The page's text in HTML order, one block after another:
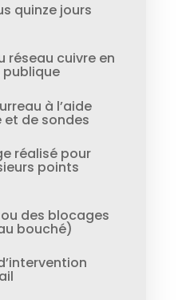
quinze jours
réseau cuivre en
à l’aide
et de sondes
réalisé pour
points
des blocages
bouché)